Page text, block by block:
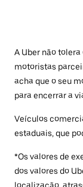
A Uber não
motoristas
acha que o seu
para encerrar a
Veículos
estaduais, que
*Os valores de
dos valores do